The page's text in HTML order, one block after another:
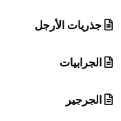
جذريات الأرجل
الجرابيات
الجرجير